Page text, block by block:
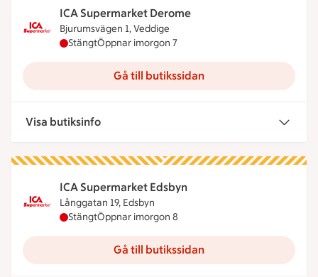
ICA Supermarket Derome
Bjurumsvägen 1, Veddige
ICA Supermarket Derome har stängt idag,
StängtÖppnar imorgon 7
Gå till butikssidan
Visa butiksinfo
ICA Supermarket Edsbyn
Långgatan 19, Edsbyn
ICA Supermarket Edsbyn har stängt idag, öppnar
StängtÖppnar imorgon 8
Gå till butikssidan